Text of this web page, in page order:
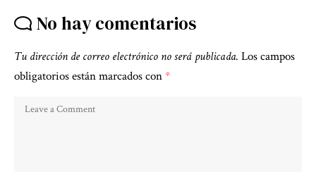
No hay comentarios
Tu dirección de correo electrónico no será publicada. Los campos
obligatorios están marcados con*